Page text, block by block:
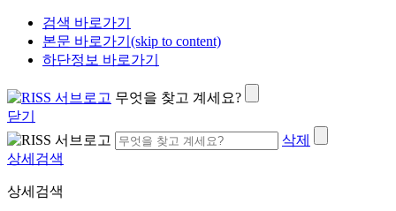
검색 바로가기
본문 바로가기(skip to content)
하단정보 바로가기
무엇을 찾고 계세요?
닫기
삭제
상세검색
상세검색